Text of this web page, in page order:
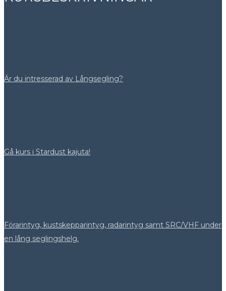
Är du intresserad av Långsegling?
Gå kurs i Stardust kajuta!
Förarintyg, kustskepparintyg, radarintyg samt SRC/VHF under
en lång seglingshelg.